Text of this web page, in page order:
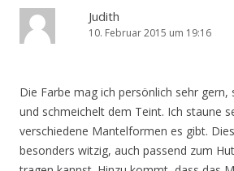
Judith
10. Februar 2015 um 19:16
Die Farbe mag ich persönlich sehr gern,
und schmeichelt dem Teint. Ich staune
verschiedene Mantelformen es gibt.
besonders witzig, auch passend zum